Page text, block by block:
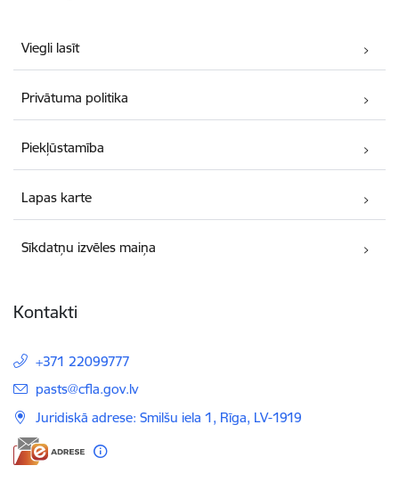
Viegli lasīt
Privātuma politika
Piekļūstamība
Lapas karte
Sīkdatņu izvēles maiņa
Kontakti
+371 22099777
E-pasts:
pasts@cfla.gov.lv
Juridiskā adrese: Smilšu iela 1, Rīga, LV-1919